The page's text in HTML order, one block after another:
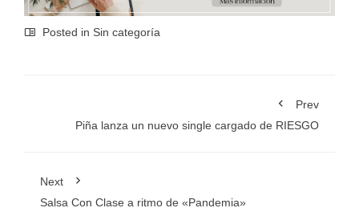
Posted in Sin categoría
Prev
Piña lanza un nuevo single cargado de RIESGO
Next
Salsa Con Clase a ritmo de «Pandemia»